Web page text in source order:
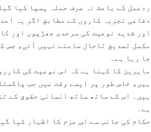
ردعمل کے باعث نہ صرف حملہ پسپا کیا
دفاعی تجزیہ کاروں کے مطابق اگر یہ
اور شدید نوعیت کی سرحدی جھڑپوں اور
مکمل تصدیق تاحال سامنے نہیں آئی، جس
جا رہا ہے۔
ماہرین کا کہنا ہے کہ اس نوعیت کی
ہیں، خاص طور پر ایسے وقت میں جب
ہیں۔ اس کے ساتھ ساتھ انسانی حقوق کے
ہے۔
حکام کی جانب سے اس عزم کا اظہار کیا